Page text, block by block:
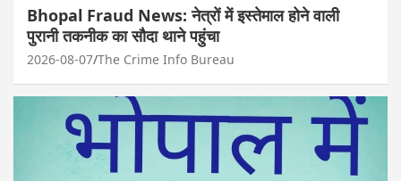
Bhopal Fraud News: नेत्रों में इस्तेमाल होने वाली
पुरानी तकनीक का सौदा थाने पहुंचा
2026-08-07 The Crime Info Bureau